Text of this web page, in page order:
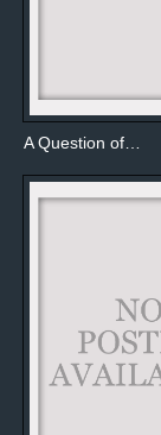
A Question of…